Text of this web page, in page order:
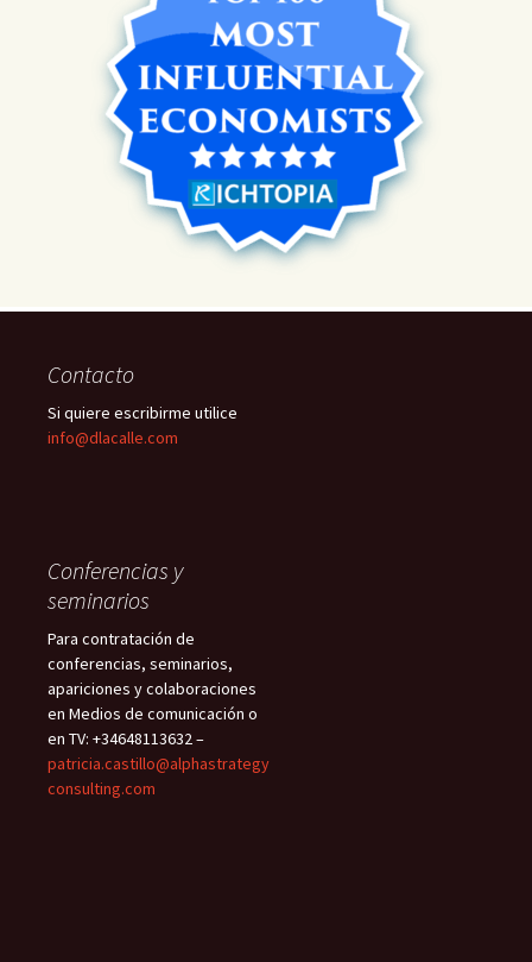
Contacto
Si quiere escribirme utilice
info@dlacalle.com
Conferencias y
seminarios
Para contratación de
conferencias, seminarios,
apariciones y colaboraciones
en Medios de comunicación o
en TV: +34648113632 –
patricia.castillo@alphastrategy
consulting.com